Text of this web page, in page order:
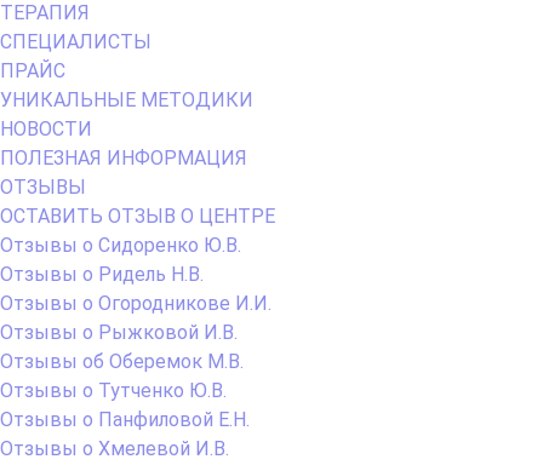
ТЕРАПИЯ
СПЕЦИАЛИСТЫ
ПРАЙС
УНИКАЛЬНЫЕ МЕТОДИКИ
НОВОСТИ
ПОЛЕЗНАЯ ИНФОРМАЦИЯ
ОТЗЫВЫ
ОСТАВИТЬ ОТЗЫВ О ЦЕНТРЕ
Отзывы о Сидоренко Ю.В.
Отзывы о Ридель Н.В.
Отзывы о Огородникове И.И.
Отзывы о Рыжковой И.В.
Отзывы об Оберемок М.В.
Отзывы о Тутченко Ю.В.
Отзывы о Панфиловой Е.Н.
Отзывы о Хмелевой И.В.